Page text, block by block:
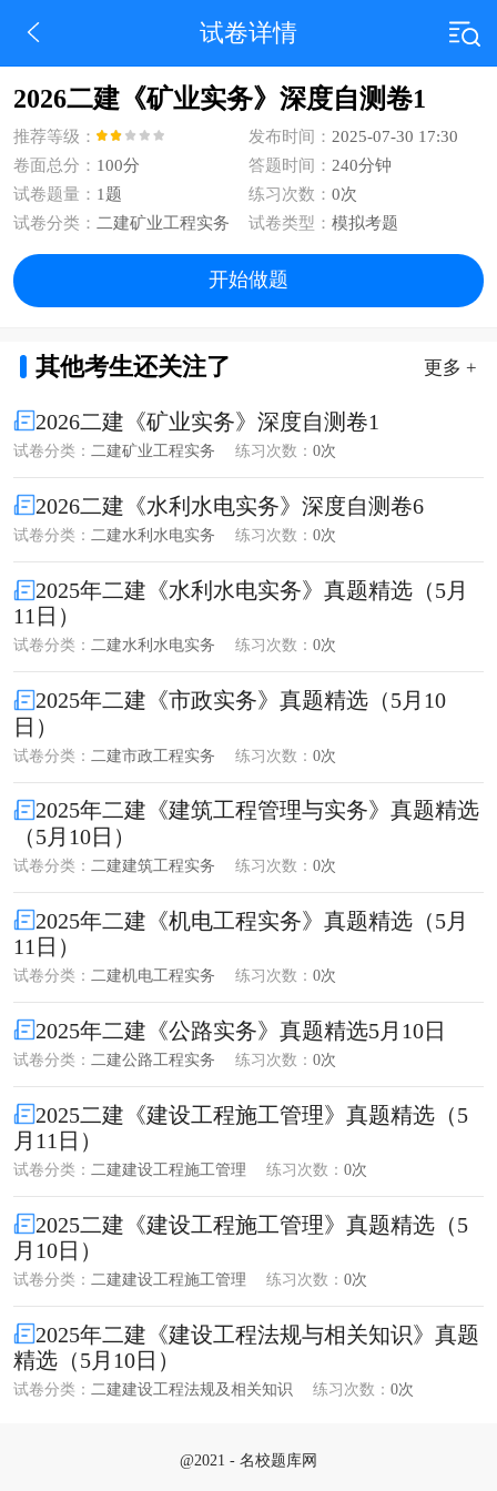
试卷详情
2026二建《矿业实务》深度自测卷1
推荐等级： 发布时间： 2025-07-30 17:30
卷面总分： 100分 答题时间： 240分钟
试卷题量： 1题 练习次数： 0次
试卷分类： 二建矿业工程实务 试卷类型： 模拟考题
开始做题
其他考生还关注了 更多 +
2026二建《矿业实务》深度自测卷1
试卷分类： 二建矿业工程实务 练习次数： 0次
2026二建《水利水电实务》深度自测卷6
试卷分类： 二建水利水电实务 练习次数： 0次
2025年二建《水利水电实务》真题精选（5月
11日）
试卷分类： 二建水利水电实务 练习次数： 0次
2025年二建《市政实务》真题精选（5月10
日）
试卷分类： 二建市政工程实务 练习次数： 0次
2025年二建《建筑工程管理与实务》真题精选
（5月10日）
试卷分类： 二建建筑工程实务 练习次数： 0次
2025年二建《机电工程实务》真题精选（5月
11日）
试卷分类： 二建机电工程实务 练习次数： 0次
2025年二建《公路实务》真题精选5月10日
试卷分类： 二建公路工程实务 练习次数： 0次
2025二建《建设工程施工管理》真题精选（5
月11日）
试卷分类： 二建建设工程施工管理 练习次数： 0次
2025二建《建设工程施工管理》真题精选（5
月10日）
试卷分类： 二建建设工程施工管理 练习次数： 0次
2025年二建《建设工程法规与相关知识》真题
精选（5月10日）
试卷分类： 二建建设工程法规及相关知识 练习次数： 0次
@2021 - 名校题库网